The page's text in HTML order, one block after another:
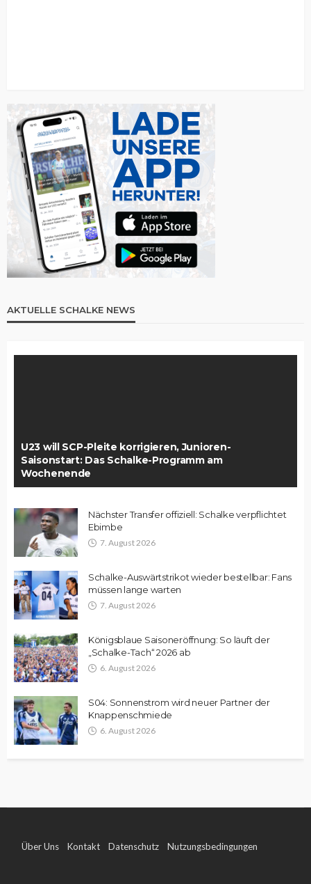
AKTUELLE SCHALKE NEWS
U23 will SCP-Pleite korrigieren, Junioren-
Saisonstart: Das Schalke-Programm am
Wochenende
Nächster Transfer offiziell: Schalke verpflichtet
Ebimbe
7. August 2026
Schalke-Auswärtstrikot wieder bestellbar: Fans
müssen lange warten
7. August 2026
Königsblaue Saisoneröffnung: So läuft der
„Schalke-Tach“ 2026 ab
6. August 2026
S04: Sonnenstrom wird neuer Partner der
Knappenschmiede
6. August 2026
Über Uns Kontakt Datenschutz Nutzungsbedingungen